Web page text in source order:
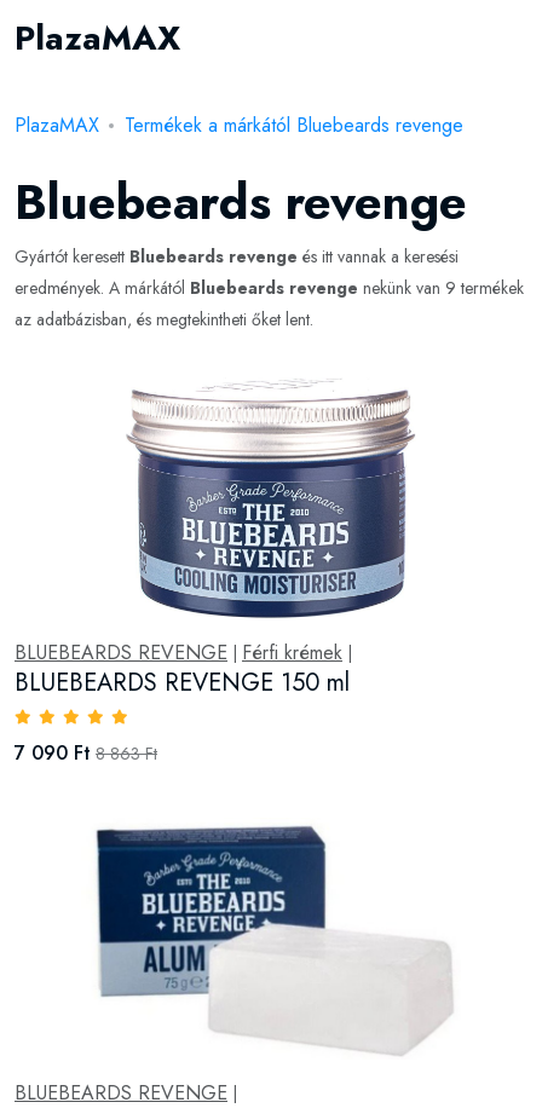
PlazaMAX
PlazaMAX Termékek a márkától Bluebeards revenge
Bluebeards revenge
Gyártót keresett Bluebeards revenge és itt vannak a keresési
eredmények. A márkától Bluebeards revenge nekünk van 9 termékek
az adatbázisban, és megtekintheti őket lent.
BLUEBEARDS REVENGE Férfi krémek
BLUEBEARDS REVENGE 150 ml
7 090 Ft 8 863 Ft
BLUEBEARDS REVENGE